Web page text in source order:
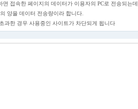
접속한 페이지의 데이터가 이용자의 PC로 전송되는데,
양을 데이터 전송량이라 합니다.
과한 경우 사용중인 사이트가 차단되게 됩니다